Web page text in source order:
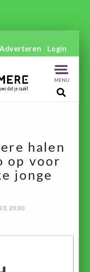
Adverteren Login
MENU
halen
op voor
jonge
20:30